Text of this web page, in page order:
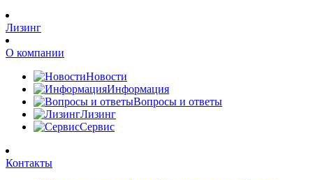
Лизинг
О компании
Новости
Информация
Вопросы и ответы
Лизинг
Сервис
Контакты